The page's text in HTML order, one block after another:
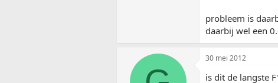
probleem is
daarbij wel een
30 mei 2012
is dit de langste